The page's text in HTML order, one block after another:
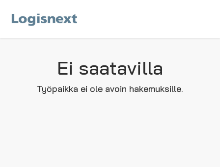
Ei saatavilla
Työpaikka ei ole avoin hakemuksille.